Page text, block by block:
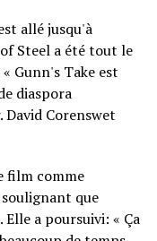
allé jusqu'à
Steel a été tout le
Gunn's Take est
diaspora
Corenswet
film comme
que
a poursuivi: « Ça